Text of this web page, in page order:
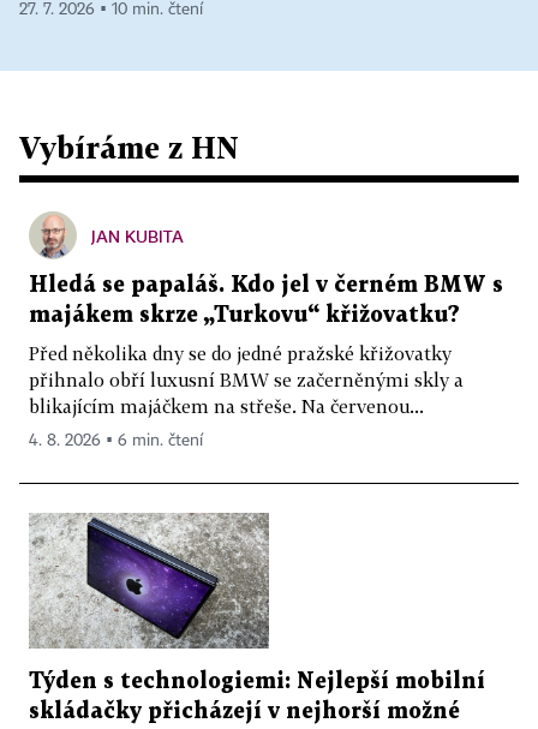
27. 7. 2026 ▪ 10 min. čtení
Vybíráme z HN
JAN KUBITA
Hledá se papaláš. Kdo jel v černém BMW s
majákem skrze „Turkovu“ křižovatku?
Před několika dny se do jedné pražské křižovatky
přihnalo obří luxusní BMW se začerněnými skly a
blikajícím majáčkem na střeše. Na červenou...
4. 8. 2026 ▪ 6 min. čtení
Týden s technologiemi: Nejlepší mobilní
skládačky přicházejí v nejhorší možné